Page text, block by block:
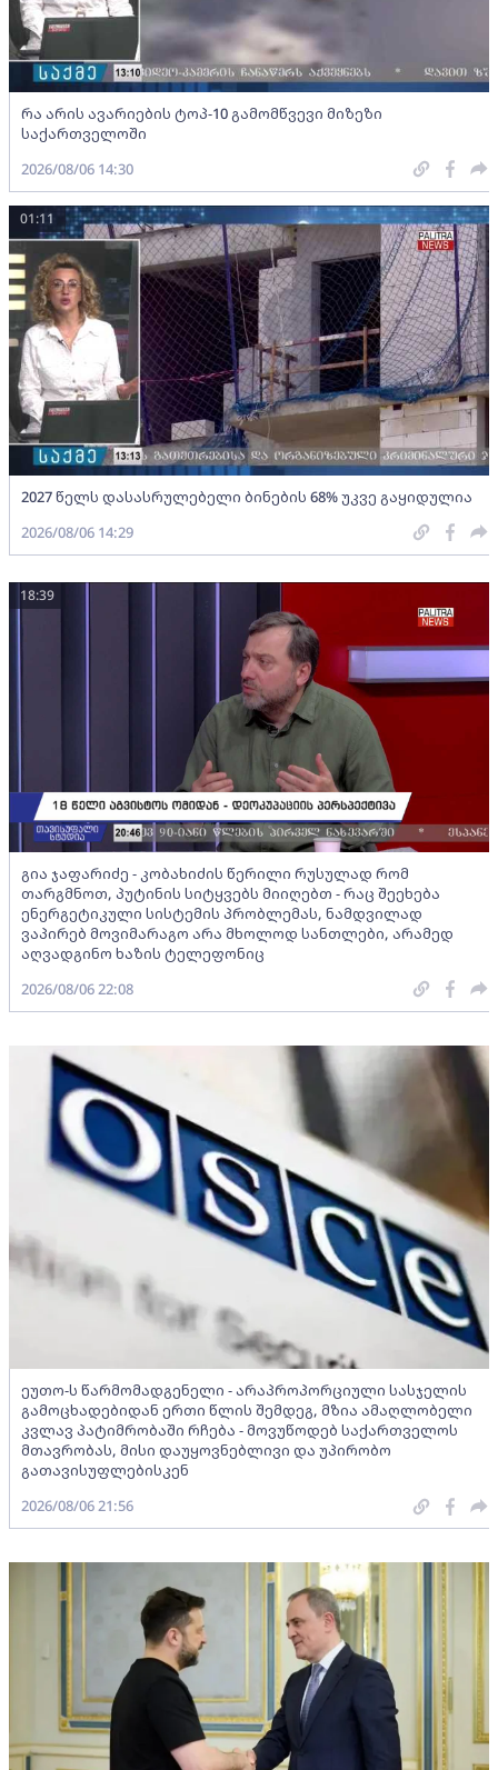
რა არის ავარიების ტოპ-10 გამომწვევი მიზეზი
საქართველოში
2026/08/06 14:30
2027 წელს დასასრულებელი ბინების 68% უკვე გაყიდულია
01:11
2026/08/06 14:29
გია ჯაფარიძე - კობახიძის წერილი რუსულად რომ
თარგმნოთ, პუტინის სიტყვებს მიიღებთ - რაც შეეხება
ენერგეტიკული სისტემის პრობლემას, ნამდვილად
ვაპირებ მოვიმარაგო არა მხოლოდ სანთლები, არამედ
აღვადგინო ხაზის ტელეფონიც
18:39
2026/08/06 22:08
ეუთო-ს წარმომადგენელი - არაპროპორციული სასჯელის
გამოცხადებიდან ერთი წლის შემდეგ, მზია ამაღლობელი
კვლავ პატიმრობაში რჩება - მოვუწოდებ საქართველოს
მთავრობას, მისი დაუყოვნებლივი და უპირობო
გათავისუფლებისკენ
2026/08/06 21:56